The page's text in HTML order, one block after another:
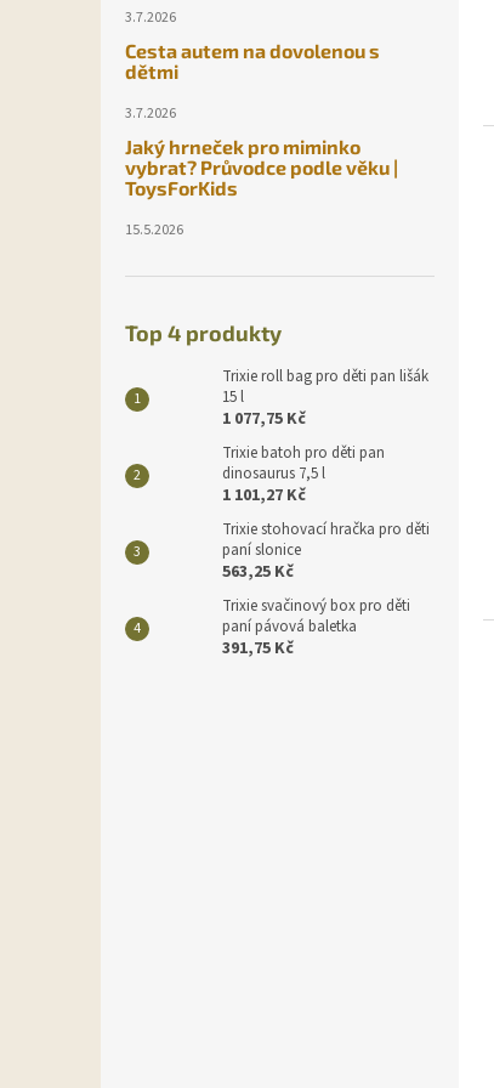
3.7.2026
Cesta autem na dovolenou s
dětmi
3.7.2026
Jaký hrneček pro miminko
vybrat? Průvodce podle věku |
ToysForKids
15.5.2026
Top 4 produkty
Trixie roll bag pro děti pan lišák
15 l
1 077,75 Kč
Trixie batoh pro děti pan
dinosaurus 7,5 l
1 101,27 Kč
Trixie stohovací hračka pro děti
paní slonice
563,25 Kč
Trixie svačinový box pro děti
paní pávová baletka
391,75 Kč